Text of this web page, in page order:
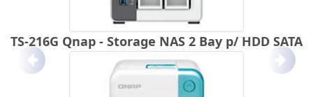
TS-216G Qnap - Storage NAS 2 Bay p/ HDD SATA
Anterior